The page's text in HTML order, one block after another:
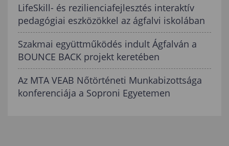
LifeSkill- és rezilienciafejlesztés interaktív
pedagógiai eszközökkel az ágfalvi iskolában
Szakmai együttműködés indult Ágfalván a
BOUNCE BACK projekt keretében
Az MTA VEAB Nőtörténeti Munkabizottsága
konferenciája a Soproni Egyetemen